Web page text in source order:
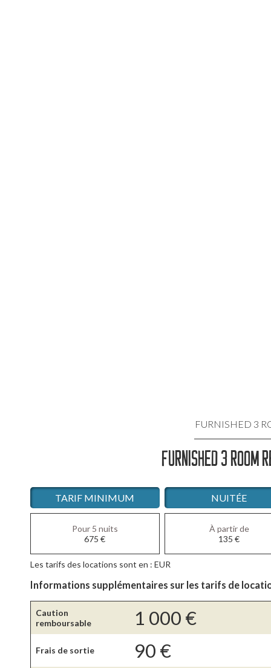
FURNISHED 3
FURNISHED 3 ROOM
TARIF MINIMUM NUITÉE
Pour 5 nuits
675 €
À partir de
135 €
Les tarifs des locations sont en : EUR
Informations supplémentaires sur les tarifs de
Caution
remboursable
1 000 €
Frais de sortie 90 €